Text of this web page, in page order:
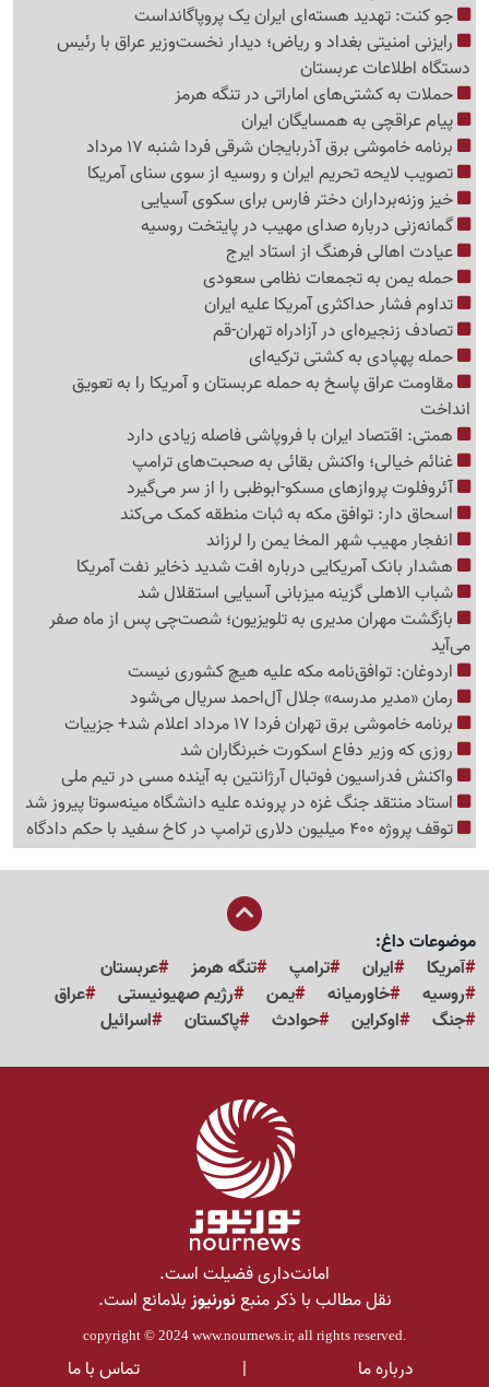
جو کنت: تهدید هسته‌ای ایران یک پروپاگانداست
رایزنی امنیتی بغداد و ریاض؛ دیدار نخست‌وزیر عراق با رئیس
دستگاه اطلاعات عربستان
حملات به کشتی‌های اماراتی در تنگه هرمز
پیام عراقچی به همسایگان ایران
برنامه خاموشی برق آذربایجان شرقی فردا شنبه 17 مرداد
تصویب لایحه تحریم ایران و روسیه از سوی سنای آمریکا
خیز وزنه‌برداران دختر فارس برای سکوی آسیایی
گمانه‌زنی درباره صدای مهیب در پایتخت روسیه
عیادت اهالی فرهنگ از استاد ایرج
حمله یمن به تجمعات نظامی سعودی
تداوم فشار حداکثری آمریکا علیه ایران
تصادف زنجیره‌ای در آزادراه تهران-قم
حمله پهپادی به کشتی ترکیه‌ای
مقاومت عراق پاسخ به حمله عربستان و آمریکا را به تعویق
انداخت
همتی: اقتصاد ایران با فروپاشی فاصله زیادی دارد
غنائم خیالی؛ واکنش بقائی به صحبت‌های ترامپ
آئروفلوت پروازهای مسکو-ابوظبی را از سر می‌گیرد
اسحاق دار: توافق مکه به ثبات منطقه کمک می‌کند
انفجار مهیب شهر المخا یمن را لرزاند
هشدار بانک آمریکایی درباره افت شدید ذخایر نفت آمریکا
شباب الاهلی گزینه میزبانی آسیایی استقلال شد
بازگشت مهران مدیری به تلویزیون؛ شصت‌چی پس از ماه صفر
می‌آید
اردوغان: توافق‌نامه مکه علیه هیچ کشوری نیست
رمان «مدیر مدرسه» جلال آل‌احمد سریال می‌شود
برنامه خاموشی برق تهران فردا 17 مرداد اعلام شد+ جزییات
روزی که وزیر دفاع اسکورت خبرنگاران شد
واکنش فدراسیون فوتبال آرژانتین به آینده مسی در تیم ملی
استاد منتقد جنگ غزه در پرونده علیه دانشگاه مینه‌سوتا پیروز شد
توقف پروژه 400 میلیون دلاری ترامپ در کاخ سفید با حکم دادگاه
موضوعات داغ:
آمریکا
ایران ترامپ تنگه هرمز
عربستان
روسیه
خاورمیانه یمن رژیم صهیونیستی
عراق
جنگ
اوکراین حوادث پاکستان اسرائیل
امانت‌داری فضیلت است.
نقل مطالب با ذکر منبعنورنیوزبلامانع است.
copyright © 2024 www.nournews.ir, all rights reserved.
درباره ما | تماس با ما